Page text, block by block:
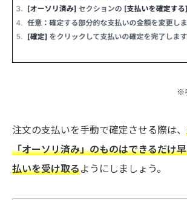
※
注文の支払いを手動で確定させる際は、
「オーソリ済み」のものはできるだけ
払いを受け取るようにしましょう。